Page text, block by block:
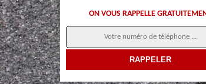
ON VOUS RAPPELLE